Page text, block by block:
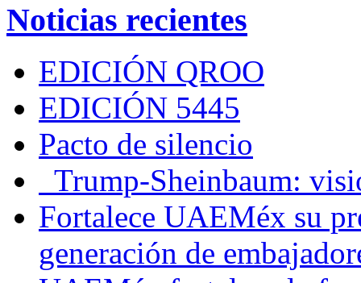
Noticias recientes
EDICIÓN QROO
EDICIÓN 5445
Pacto de silencio
Trump-Sheinbaum:
Fortalece UAEMéx su
generación de